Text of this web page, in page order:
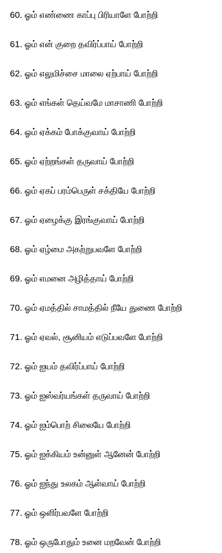
60. ஓம் எண்ணை காப்பு பிரியாளே போற்றி
61. ஓம் என் குறை தவிர்ப்பாய் போற்றி
62. ஓம் எலுமிச்சை மாலை ஏற்பாய் போற்றி
63. ஓம் எங்கள் தெய்வமே மாசாணி போற்றி
64. ஓம் ஏக்கம் போக்குவாய் போற்றி
65. ஓம் ஏற்றங்கள் தருவாய் போற்றி
66. ஓம் ஏகப் பரம்பெருள் சக்தியே போற்றி
67. ஓம் ஏழைக்கு இரங்குவாய் போற்றி
68. ஓம் ஏழ்மை அகற்றுபவளே போற்றி
69. ஓம் எமனை அழித்தாய் போற்றி
70. ஓம் ஏமத்தில் சாமத்தில் நீயே துணை போற்றி
71. ஓம் ஏவல், சூனியம் எடுப்பவளே போற்றி
72. ஓம் ஐயம் தவிர்ப்பாய் போற்றி
73. ஓம் ஐஸ்வர்யங்கள் தருவாய் போற்றி
74. ஓம் ஐம்பொற் சிலையே போற்றி
75. ஓம் ஐக்கியம் உன்னுள் ஆனேன் போற்றி
76. ஓம் ஐந்து உலகம் ஆள்வாய் போற்றி
77. ஓம் ஒளிர்பவளே போற்றி
78. ஓம் ஒருபோதும் உனை மறவேன் போற்றி